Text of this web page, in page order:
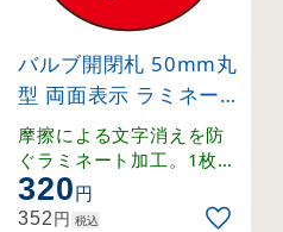
バルブ開閉札 50mm丸
型 両面表示 ラミネー
ト加工 赤（Normally
open） (151120)
摩擦による文字消えを防
ぐラミネート加工。1枚か
ら購入可能な50mm丸型
の両面表示札。
320円
352円 税込